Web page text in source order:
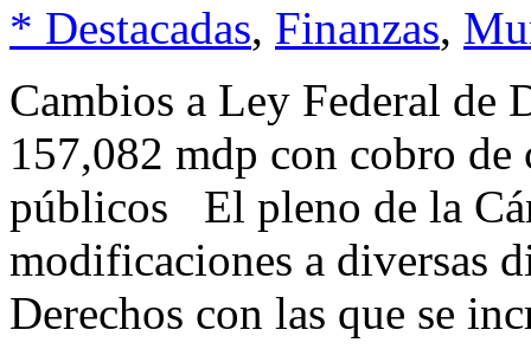
* Destacadas, Finanzas,
Cambios a Ley Federal de
157,082 mdp con cobro
públicos El pleno de la
modificaciones a diversas
Derechos con las que se